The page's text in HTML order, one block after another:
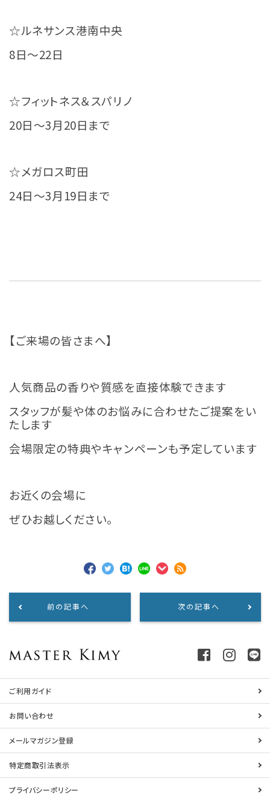
☆ルネサンス港南中央
8日～22日
☆フィットネス＆スパリノ
20日～3月20日まで
☆メガロス町田
24日～3月19日まで
【ご来場の皆さまへ】
人気商品の香りや質感を直接体験できます
スタッフが髪や体のお悩みに合わせたご提案をい
たします
会場限定の特典やキャンペーンも予定しています
お近くの会場に
ぜひお越しください。
前の記事へ 次の記事へ
ご利用ガイド
お問い合わせ
メールマガジン登録
特定商取引法表示
プライバシーポリシー